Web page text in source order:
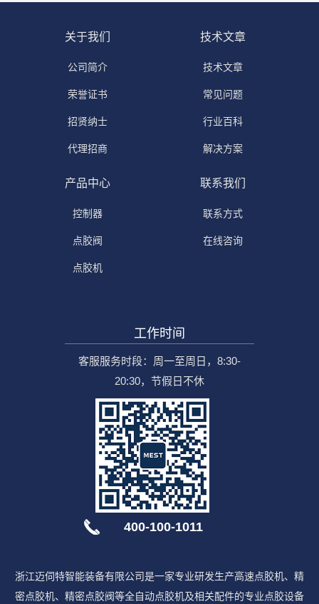
关于我们
公司简介
荣誉证书
招贤纳士
代理招商
技术文章
技术文章
常见问题
行业百科
解决方案
产品中心
控制器
点胶阀
点胶机
联系我们
联系方式
在线咨询
工作时间
客服服务时段：周一至周日，8:30-
20:30，节假日不休
400-100-1011
浙江迈伺特智能装备有限公司是一家专业研发生产高速点胶机、精
密点胶机、精密点胶阀等全自动点胶机及相关配件的专业点胶设备